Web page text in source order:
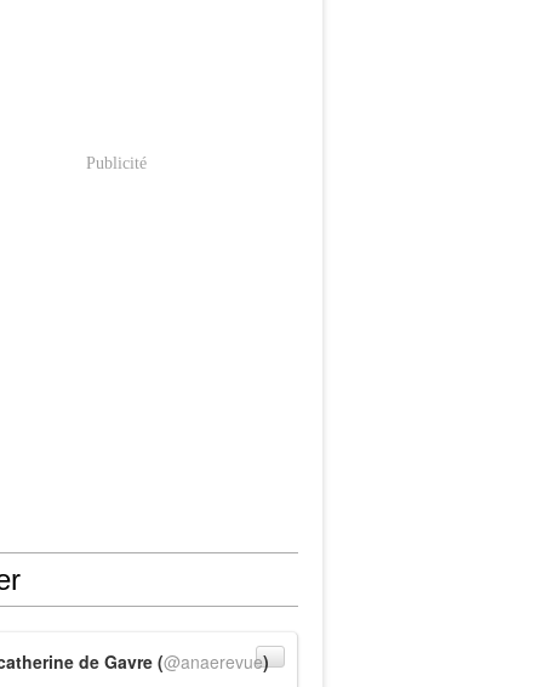
Publicité
de Gavre (@anaerevue)